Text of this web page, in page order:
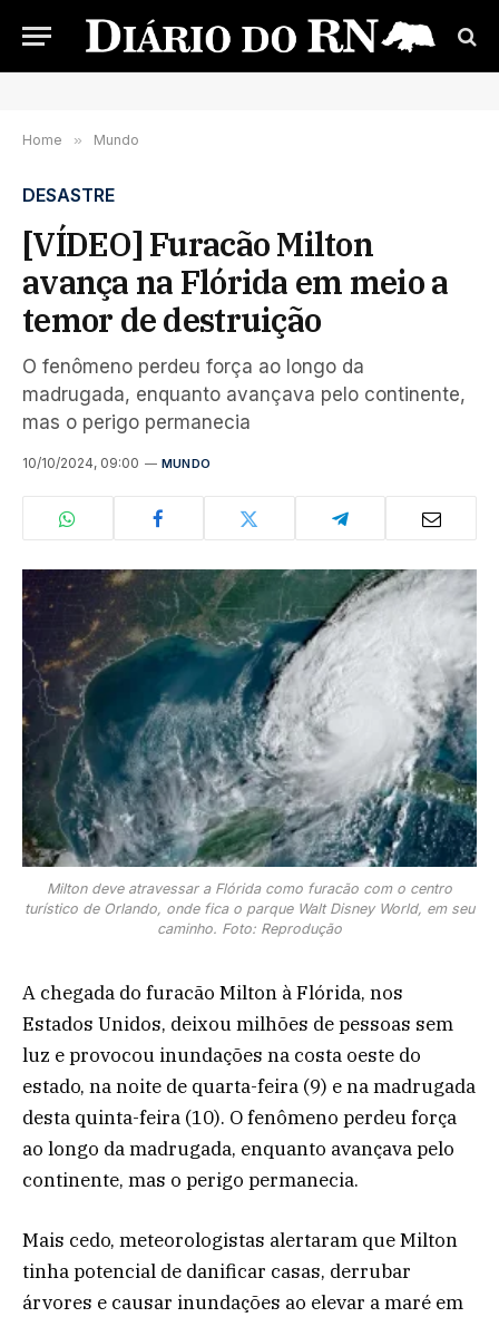
Home » Mundo
DESASTRE
[VÍDEO] Furacão Milton
avança na Flórida em meio a
temor de destruição
O fenômeno perdeu força ao longo da
madrugada, enquanto avançava pelo continente,
mas o perigo permanecia
10/10/2024, 09:00 MUNDO
Milton deve atravessar a Flórida como furacão com o centro
turístico de Orlando, onde fica o parque Walt Disney World, em seu
caminho. Foto: Reprodução
A chegada do furacão Milton à Flórida, nos
Estados Unidos, deixou milhões de pessoas sem
luz e provocou inundações na costa oeste do
estado, na noite de quarta-feira (9) e na madrugada
desta quinta-feira (10). O fenômeno perdeu força
ao longo da madrugada, enquanto avançava pelo
continente, mas o perigo permanecia.
Mais cedo, meteorologistas alertaram que Milton
tinha potencial de danificar casas, derrubar
árvores e causar inundações ao elevar a maré em